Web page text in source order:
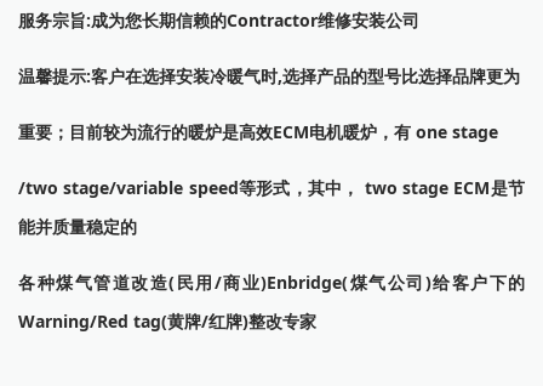
服务宗旨:成为您长期信赖的Contractor维修安装公司
温馨提示:客户在选择安装冷暖气时,选择产品的型号比选择品牌更为
重要；目前较为流行的暖炉是高效ECM电机暖炉，有 one stage
/two stage/variable speed等形式，其中， two stage ECM是节
能并质量稳定的
各种煤气管道改造(民用/商业)Enbridge(煤气公司)给客户下的
Warning/Red tag(黄牌/红牌)整改专家